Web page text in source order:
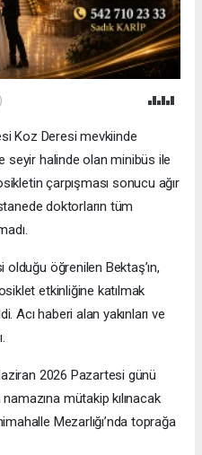
Koz Deresi mevkiinde
seyir halinde olan minibüs ile
çarpışması sonucu ağır
doktorların tüm
öğrenilen Bektaş’ın,
etkinliğine katılmak
Acı haberi alan yakınları ve
2026 Pazartesi günü
mütakip kılınacak
Mezarlığı’nda toprağa